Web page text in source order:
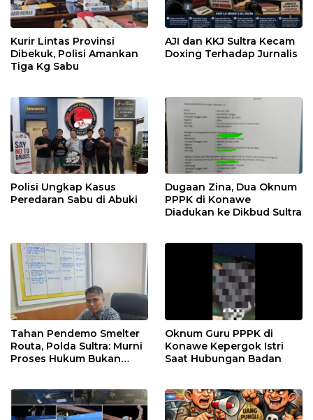
Kurir Lintas Provinsi
Dibekuk, Polisi Amankan
Tiga Kg Sabu
AJI dan KKJ Sultra Kecam
Doxing Terhadap Jurnalis
Polisi Ungkap Kasus
Peredaran Sabu di Abuki
Dugaan Zina, Dua Oknum
PPPK di Konawe
Diadukan ke Dikbud Sultra
Tahan Pendemo Smelter
Routa, Polda Sultra: Murni
Proses Hukum Bukan
Oknum Guru PPPK di
Konawe Kepergok Istri
Saat Hubungan Badan